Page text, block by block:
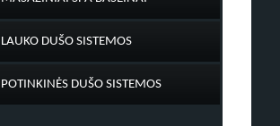
LAUKO DUŠO SISTEMOS
POTINKINĖS DUŠO SISTEMOS